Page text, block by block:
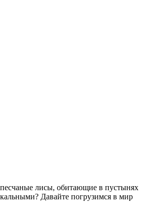
лисы, обитающие в пустынях
Давайте погрузимся в мир